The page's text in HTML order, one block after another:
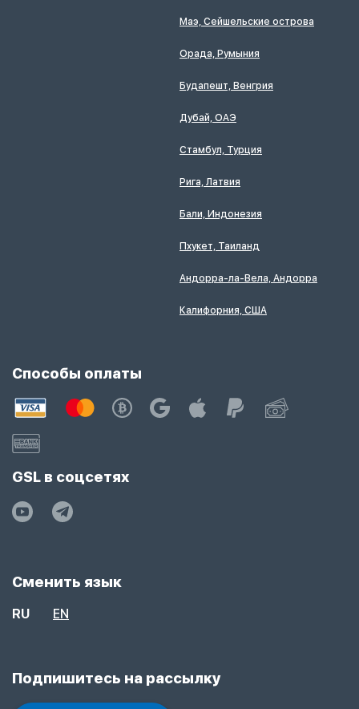
Маэ, Сейшельские острова
Орада, Румыния
Будапешт, Венгрия
Дубай, ОАЭ
Стамбул, Турция
Рига, Латвия
Бали, Индонезия
Пхукет, Таиланд
Андорра-ла-Вела, Андорра
Калифорния, США
Способы оплаты
GSL в соцсетях
Сменить язык
RU EN
Подпишитесь на рассылку